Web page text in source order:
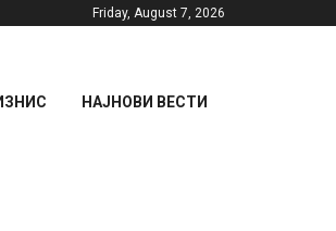
Friday, August 7, 2026
НАЈНОВИ ВЕСТИ